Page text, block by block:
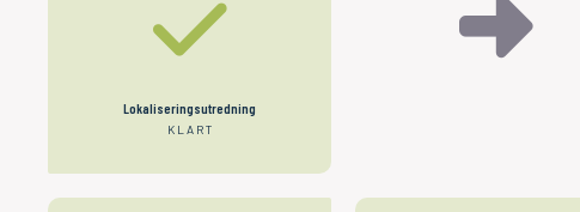
Lokaliseringsutredning
KLART